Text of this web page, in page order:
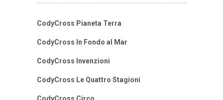
CodyCross Pianeta Terra
CodyCross In Fondo al Mar
CodyCross Invenzioni
CodyCross Le Quattro Stagioni